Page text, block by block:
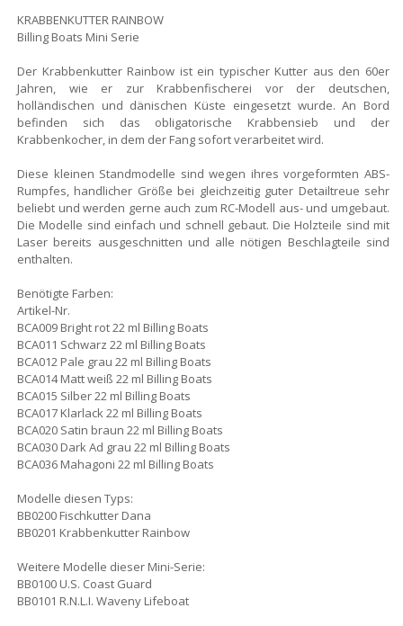
KRABBENKUTTER RAINBOW
Billing Boats Mini Serie
Der Krabbenkutter Rainbow ist ein typischer Kutter aus den 60er
Jahren, wie er zur Krabbenfischerei vor der deutschen,
holländischen und dänischen Küste eingesetzt wurde. An Bord
befinden sich das obligatorische Krabbensieb und der
Krabbenkocher, in dem der Fang sofort verarbeitet wird.
Diese kleinen Standmodelle sind wegen ihres vorgeformten ABS-
Rumpfes, handlicher Größe bei gleichzeitig guter Detailtreue sehr
beliebt und werden gerne auch zum RC-Modell aus- und umgebaut.
Die Modelle sind einfach und schnell gebaut. Die Holzteile sind mit
Laser bereits ausgeschnitten und alle nötigen Beschlagteile sind
enthalten.
Benötigte Farben:
Artikel-Nr.
BCA009 Bright rot 22 ml Billing Boats
BCA011 Schwarz 22 ml Billing Boats
BCA012 Pale grau 22 ml Billing Boats
BCA014 Matt weiß 22 ml Billing Boats
BCA015 Silber 22 ml Billing Boats
BCA017 Klarlack 22 ml Billing Boats
BCA020 Satin braun 22 ml Billing Boats
BCA030 Dark Ad grau 22 ml Billing Boats
BCA036 Mahagoni 22 ml Billing Boats
Modelle diesen Typs:
BB0200 Fischkutter Dana
BB0201 Krabbenkutter Rainbow
Weitere Modelle dieser Mini-Serie:
BB0100 U.S. Coast Guard
BB0101 R.N.L.I. Waveny Lifeboat